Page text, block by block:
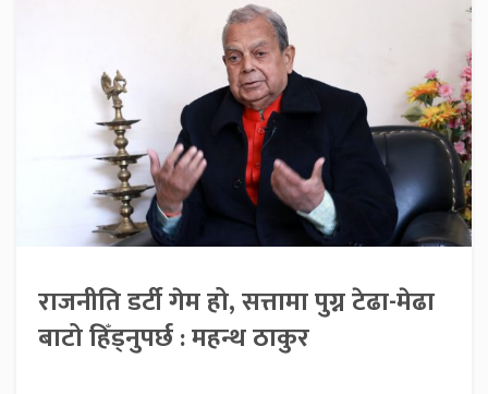
राजनीति डर्टी गेम हो, सत्तामा पुग्न टेढा-मेढा
बाटो हिँड्नुपर्छ : महन्थ ठाकुर